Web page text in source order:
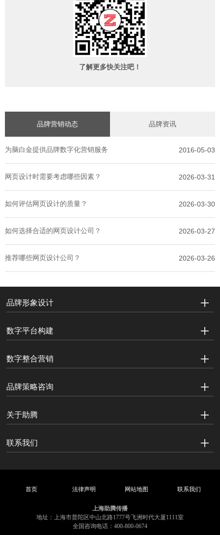
了解更多快关注吧！
品牌营销动态 品牌资讯
为脑白金提供品牌数字化营销服务 2016-05-03
网页设计时需要考虑哪些因素？ 2026-03-31
如何评估网页设计的质量？ 2026-03-30
如何选择合适的网页设计公司？ 2026-03-27
推荐哪些网页设计公司？ 2026-03-26
品牌形象设计
数字平台构建
数字整合营销
品牌策略咨询
关于助腾
联系我们
首页 法律声明 网站地图 联系我们
上海助腾传播
地址：上海市普陀区中山北路1777号飞洲时代大厦1111室
全国咨询电话：400-800-0674